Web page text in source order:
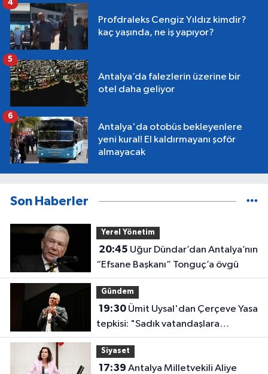
Profdraleks Cengiz Yıldız kimdir?
kaç yaşında, ne iş yapıyor?
4
Antalya’da falezlerin üzerine bir
otel daha geliyor
5
Antalya'da otobüs bekleyenlere
yeni kural! El kaldırmayanı şoför
almayacak
6
Son Haberler
Yerel Yönetim
20:45
“Efsane Başkanı” Tonguç’a övgü
Gündem
19:30Ümit Uysal'dan Çerçeve Yasa
tepkisi: "Sadık vatandaşlara
haksızlık"
Siyaset
17:39